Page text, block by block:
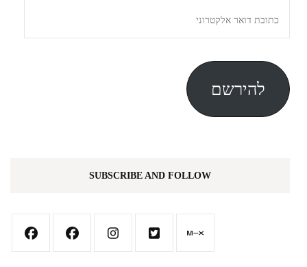
דואר
אלקטרוני
להירשם
SUBSCRIBE AND FOLLOW